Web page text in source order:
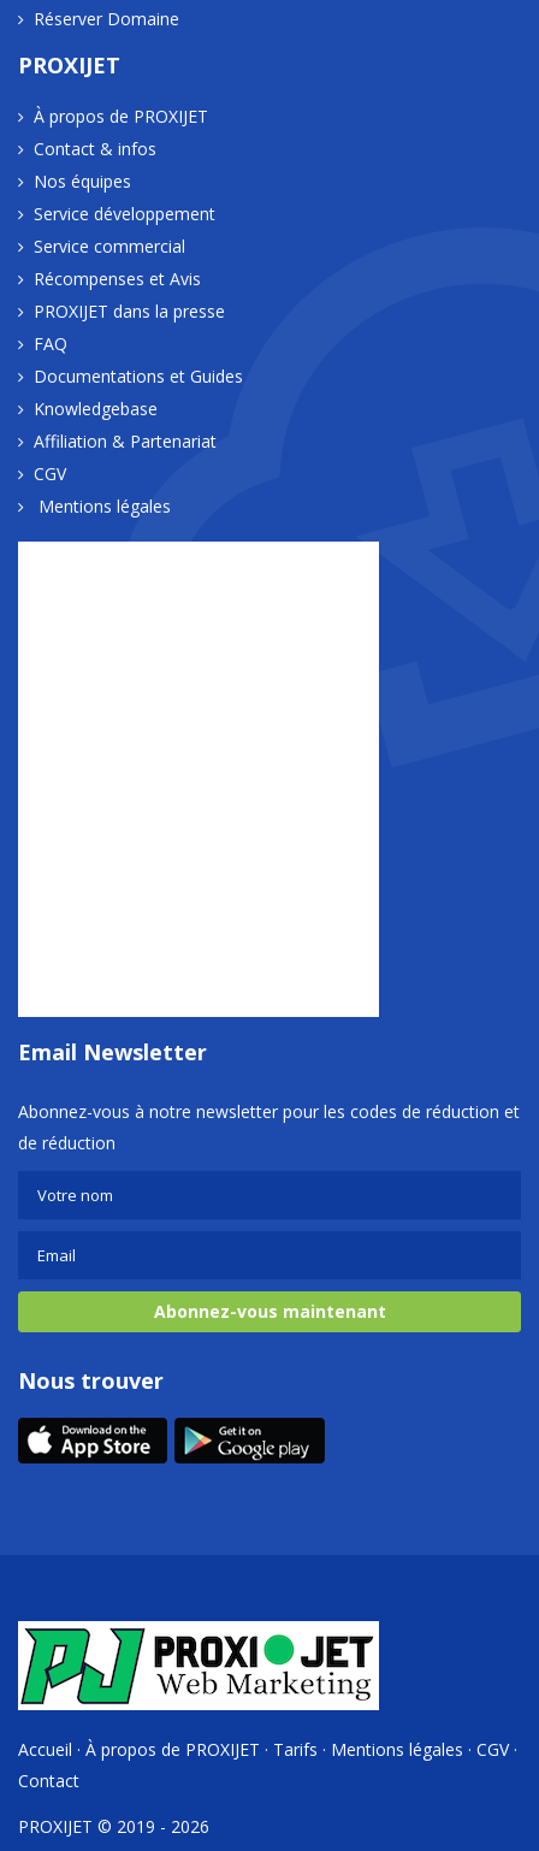
Réserver Domaine
PROXIJET
À propos de PROXIJET
Contact & infos
Nos équipes
Service développement
Service commercial
Récompenses et Avis
PROXIJET dans la presse
FAQ
Documentations et Guides
Knowledgebase
Affiliation & Partenariat
CGV
Mentions légales
Email Newsletter
Abonnez-vous à notre newsletter pour les codes de réduction et
de réduction
Abonnez-vous maintenant
Nous trouver
Accueil · À propos de PROXIJET · Tarifs · Mentions légales · CGV·
Contact
PROXIJET © 2019 - 2026